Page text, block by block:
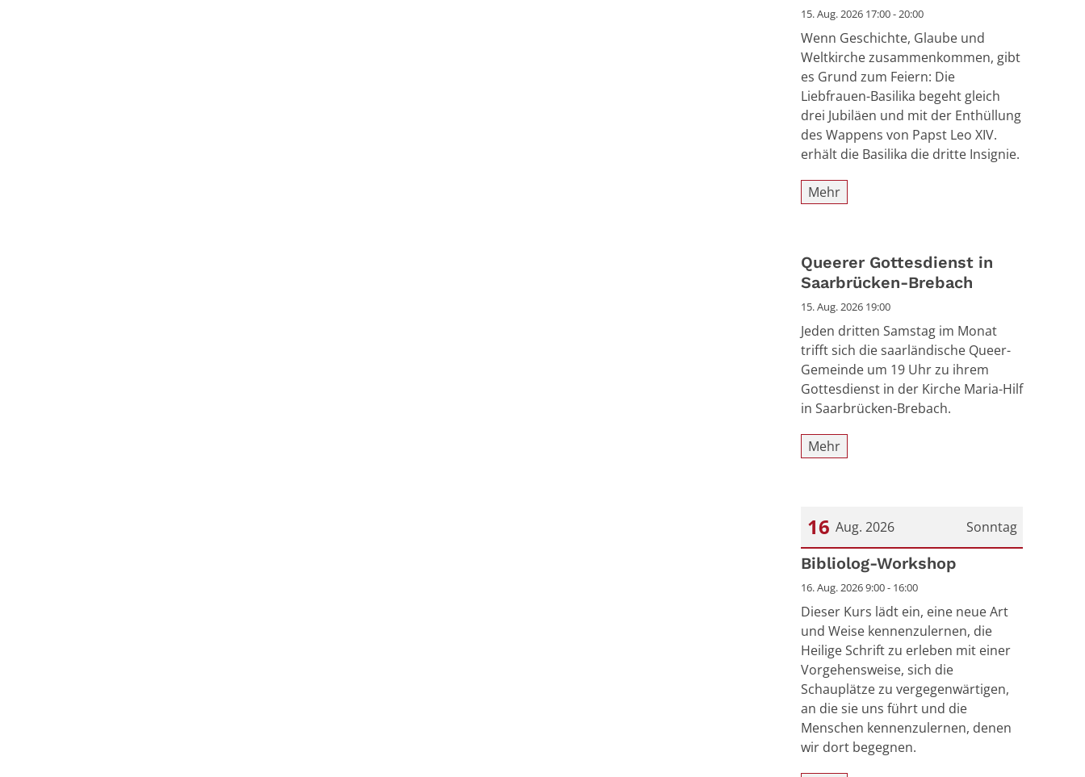
15. Aug. 2026 17:00 - 20:00
Wenn Geschichte, Glaube und
Weltkirche zusammenkommen, gibt
es Grund zum Feiern: Die
Liebfrauen-Basilika begeht gleich
drei Jubiläen und mit der Enthüllung
des Wappens von Papst Leo XIV.
erhält die Basilika die dritte Insignie.
Mehr
Queerer Gottesdienst in
Saarbrücken-Brebach
15. Aug. 2026 19:00
Jeden dritten Samstag im Monat
trifft sich die saarländische Queer-
Gemeinde um 19 Uhr zu ihrem
Gottesdienst in der Kirche Maria-Hilf
in Saarbrücken-Brebach.
Mehr
Sonntag
16 Aug. 2026
Datum: 16. August 2026
Bibliolog-Workshop
16. Aug. 2026 9:00 - 16:00
Dieser Kurs lädt ein, eine neue Art
und Weise kennenzulernen, die
Heilige Schrift zu erleben mit einer
Vorgehensweise, sich die
Schauplätze zu vergegenwärtigen,
an die sie uns führt und die
Menschen kennenzulernen, denen
wir dort begegnen.